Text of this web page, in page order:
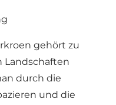
gehört zu
Landschaften
durch die
und die